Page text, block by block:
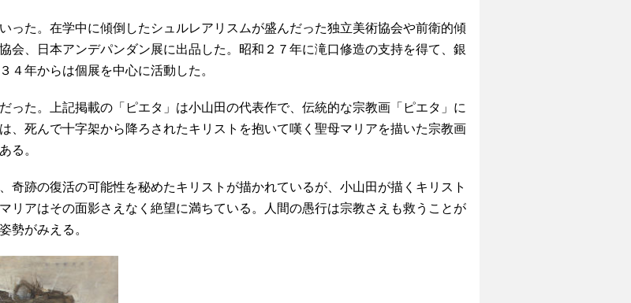
った。在学中に傾倒したシュルレアリスムが盛んだった独立美術協会や前衛的傾
会、日本アンデパンダン展に出品した。昭和２７年に滝口修造の支持を得て、銀
４年からは個展を中心に活動した。
った。上記掲載の「ピエタ」は小山田の代表作で、伝統的な宗教画「ピエタ」に
、死んで十字架から降ろされたキリストを抱いて嘆く聖母マリアを描いた宗教画
る。
奇跡の復活の可能性を秘めたキリストが描かれているが、小山田が描くキリスト
リアはその面影さえなく絶望に満ちている。人間の愚行は宗教さえも救うことが
勢がみえる。